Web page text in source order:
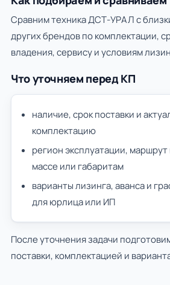
Сравним техника ДСТ-УРАЛ с
других брендов по комплектации,
владения, сервису и условиям
Что уточняем перед КП
наличие, срок поставки и
комплектацию
регион эксплуатации,
массе или габаритам
варианты лизинга, аванса и
для юрлица или ИП
После уточнения задачи
поставки, комплектацией и